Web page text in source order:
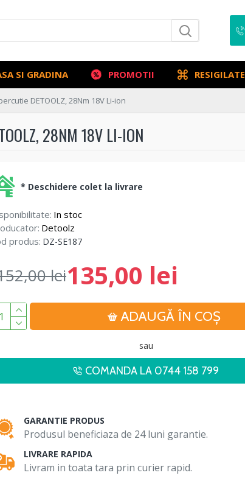
SI GRADINA PROMOTII RESIGILATE
DETOOLZ, 28Nm 18V Li-ion
28NM 18V LI-ION
In stoc
Detoolz
produs: DZ-SE187
135,00 lei
lei
ADAUGĂ ÎN COŞ
* Deschidere colet la livrare
sau
COMANDA LA 0744 158 799
GARANTIE PRODUS
Produsul beneficiaza de 24 luni garantie.
LIVRARE RAPIDA
Livram in toata tara prin curier rapid.